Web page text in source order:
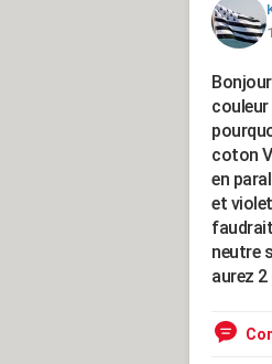
couleur
coton
en
et
neutre
aurez